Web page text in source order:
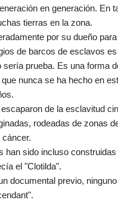
en generación. En
tierras en la zona.
por su dueño
de barcos de esclavos
prueba. Es una forma
nunca se ha hecho en
de la esclavitud
rodeadas de zonas
han sido incluso
el "Clotilda".
documental previo,